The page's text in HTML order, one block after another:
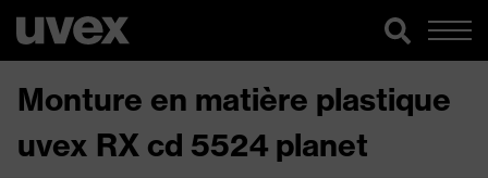
Monture en matière plastique
uvex RX cd 5524 planet